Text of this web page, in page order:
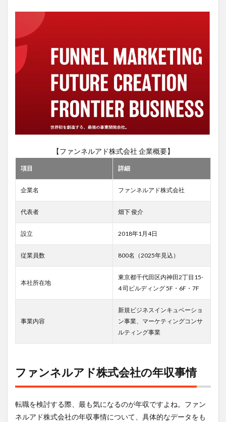
比較
ルア
情報
3.2
中途
4
ルア
式会
転
4.1
実態
4.2
【ファンネルアド株式会社 企業概要】
項目 詳細
企業名 ファンネルアド株式会社
代表者 畑下 俊介
設立 2018年1月4日
従業員数 800名（2025年見込）
本社所在地
東京都千代田区内神田2丁目15-
4 司ビルディング 5F・6F・7F
事業内容
新規ビジネスインキュベーショ
ン事業、マーケティングコンサ
ルティング事業
ファンネルアド株式会社の年収事情
転職を検討する際、最も気になるのが年収ですよね。ファン
ネルアド株式会社の年収事情について、具体的なデータをも